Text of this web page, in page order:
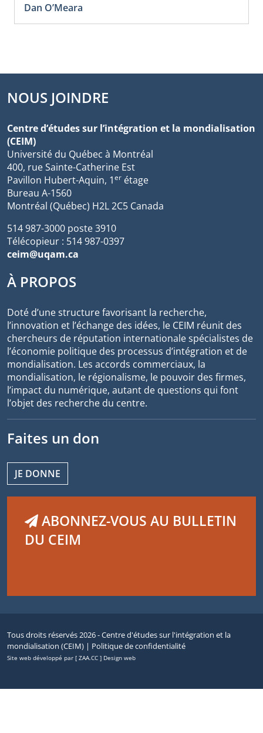
Dan O’Meara
NOUS JOINDRE
Centre d’études sur l’intégration et la mondialisation
(CEIM)
Université du Québec à Montréal
400, rue Sainte-Catherine Est
Pavillon Hubert-Aquin, 1er étage
Bureau A-1560
Montréal (Québec) H2L 2C5 Canada
514 987-3000 poste 3910
Télécopieur : 514 987-0397
ceim@uqam.ca
À PROPOS
Doté d’une structure favorisant la recherche,
l’innovation et l’échange des idées, le CEIM réunit des
chercheurs de réputation internationale spécialistes de
l’économie politique des processus d’intégration et de
mondialisation. Les accords commerciaux, la
mondialisation, le régionalisme, le pouvoir des firmes,
l’impact du numérique, autant de questions qui font
l’objet des recherche du centre.
Faites un don
JE DONNE
ABONNEZ-VOUS AU BULLETIN
DU CEIM
Tous droits réservés 2026 - Centre d'études sur l'intégration et la
mondialisation (CEIM) | Politique de confidentialité
Site web développé par [ ZAA.CC ] Design web